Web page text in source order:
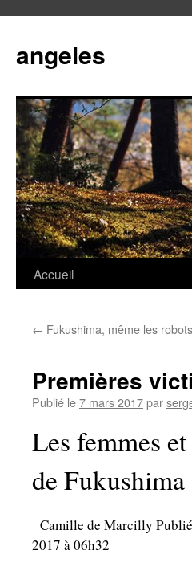
angeles
Aller
contenu
Accueil
← Fukushima, même les
Premières
Publié le7 mars 2017par
Les femmes
de Fukushima
Camille de Marcilly
2017 à 06h32